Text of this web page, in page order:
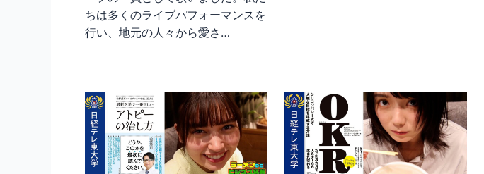
ちは多くのライブパフォーマンスを
行い、地元の人々から愛さ…